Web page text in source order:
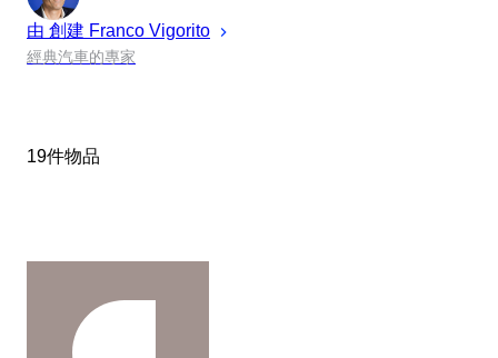
由 創建 Franco Vigorito
經典汽車的專家
19件物品